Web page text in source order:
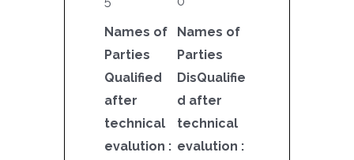
Names of
Parties
Qualified
after
technical
evalution :
Names of
Parties
DisQualifie
d after
technical
evalution :